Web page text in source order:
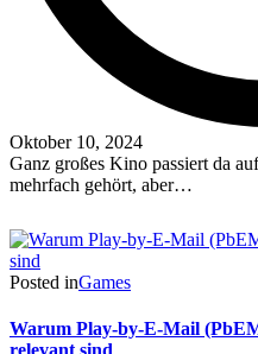
Oktober 10, 2024
Ganz großes Kino passiert da
mehrfach gehört, aber…
Posted inGames
Warum Play-by-E-Mail
relevant sind